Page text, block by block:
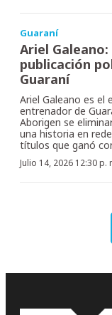
Guaraní
Ariel Galeano:
publicación
Guaraní
Ariel Galeano es el
entrenador de
Aborigen se
una historia en
títulos que ganó
Julio 14, 2026 12:30 p.